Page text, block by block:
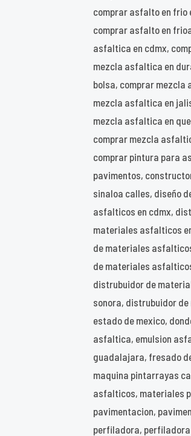
comprar asfalto en frio
comprar asfalto en
asfaltica en cdmx,
mezcla asfaltica en
bolsa, comprar
mezcla asfaltica en
mezcla asfaltica en
comprar mezcla
comprar pintura para
pavimentos,
sinaloa calles, diseño
asfalticos en cdmx,
materiales asfalticos
de materiales
de materiales
distrubuidor de
sonora, distrubuidor
estado de mexico,
asfaltica, emulsion
guadalajara, fresado
maquina pintarrayas
asfalticos, materiales
pavimentacion,
perfiladora,